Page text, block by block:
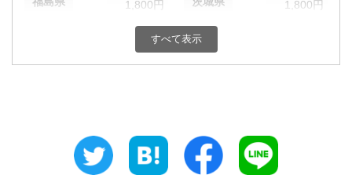
1,800円 1,800円
1,800円 群馬県
埼玉県 千葉県
1,800円 富山県
1,800円 福井県
すべて表示